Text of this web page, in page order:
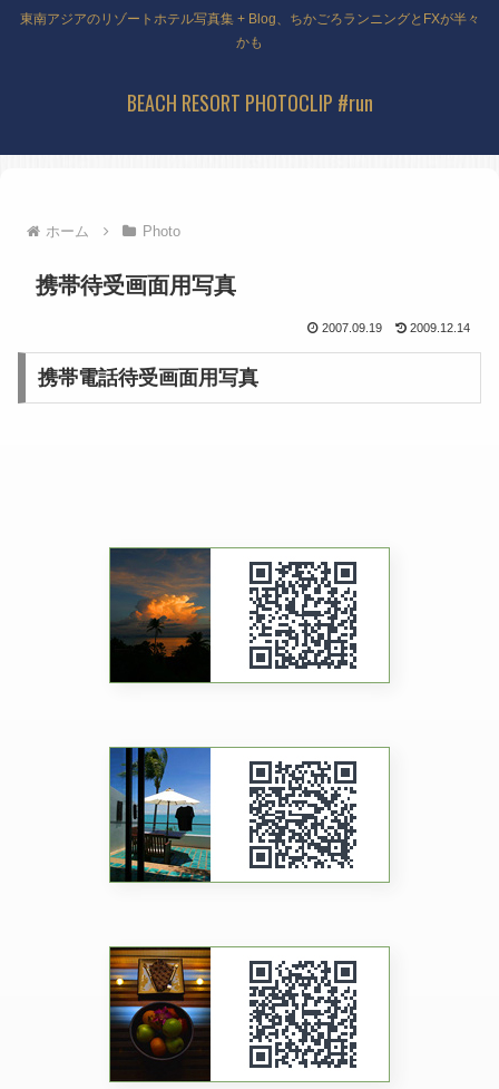
東南アジアのリゾートホテル写真集 + Blog、ちかごろランニングとFXが半々
かも
BEACH RESORT PHOTOCLIP #run
ホーム Photo
携帯待受画面用写真
2007.09.19 2009.12.14
携帯電話待受画面用写真